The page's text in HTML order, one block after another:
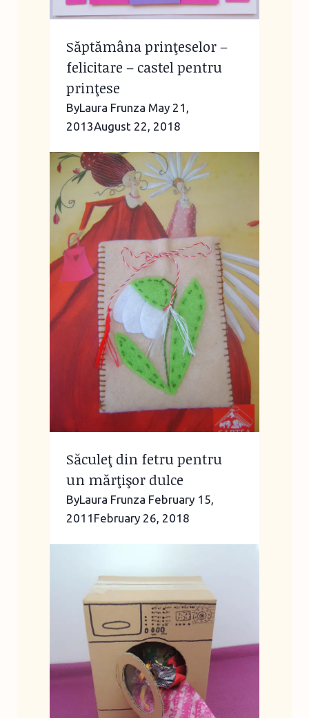
Săptămâna prinţeselor –
felicitare – castel pentru
prinţese
ByLaura Frunza May 21,
2013August 22, 2018
Săculeţ din fetru pentru
un mărţişor dulce
ByLaura Frunza February 15,
2011 February 26, 2018